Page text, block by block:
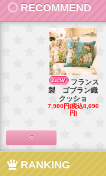
RECOMMEND
フランス
製 ゴブラン織
クッショ
7,900円(税込8,690
円)
<
RANKING